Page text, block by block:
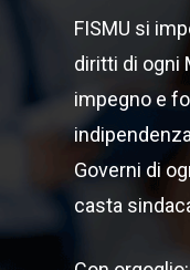
FISMU si
diritti di ogni
impegno e
Governi di
casta